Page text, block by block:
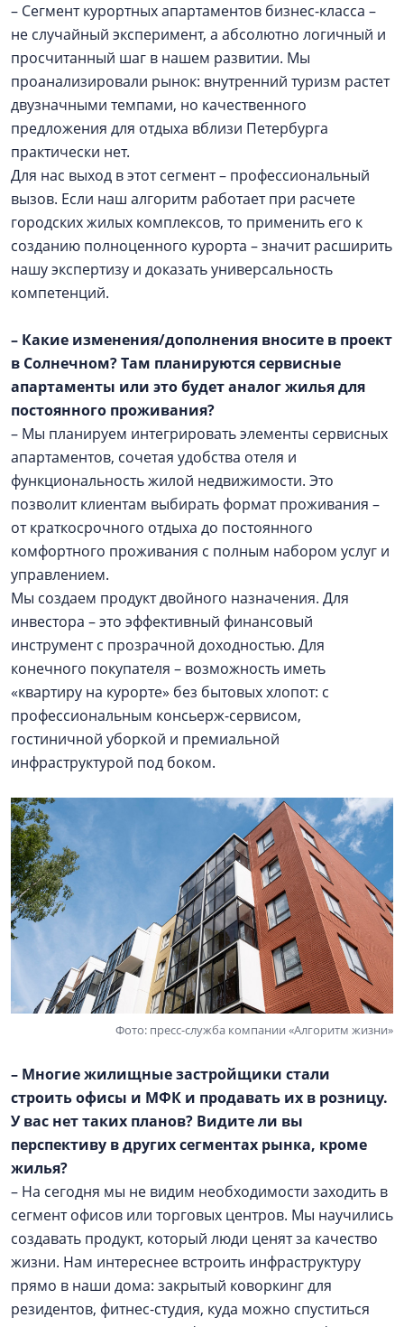
– Сегмент курортных апартаментов бизнес-класса –
не случайный эксперимент, а абсолютно логичный и
просчитанный шаг в нашем развитии. Мы
проанализировали рынок: внутренний туризм растет
двузначными темпами, но качественного
предложения для отдыха вблизи Петербурга
практически нет.
Для нас выход в этот сегмент – профессиональный
вызов. Если наш алгоритм работает при расчете
городских жилых комплексов, то применить его к
созданию полноценного курорта – значит расширить
нашу экспертизу и доказать универсальность
компетенций.
– Какие изменения/дополнения вносите в проект
в Солнечном? Там планируются сервисные
апартаменты или это будет аналог жилья для
постоянного проживания?
– Мы планируем интегрировать элементы сервисных
апартаментов, сочетая удобства отеля и
функциональность жилой недвижимости. Это
позволит клиентам выбирать формат проживания –
от краткосрочного отдыха до постоянного
комфортного проживания с полным набором услуг и
управлением.
Мы создаем продукт двойного назначения. Для
инвестора – это эффективный финансовый
инструмент с прозрачной доходностью. Для
конечного покупателя – возможность иметь
«квартиру на курорте» без бытовых хлопот: с
профессиональным консьерж-сервисом,
гостиничной уборкой и премиальной
инфраструктурой под боком.
Фото: пресс-служба компании «Алгоритм жизни»
– Многие жилищные застройщики стали
строить офисы и МФК и продавать их в розницу.
У вас нет таких планов? Видите ли вы
перспективу в других сегментах рынка, кроме
жилья?
– На сегодня мы не видим необходимости заходить в
сегмент офисов или торговых центров. Мы научились
создавать продукт, который люди ценят за качество
жизни. Нам интереснее встроить инфраструктуру
прямо в наши дома: закрытый коворкинг для
резидентов, фитнес-студия, куда можно спуститься